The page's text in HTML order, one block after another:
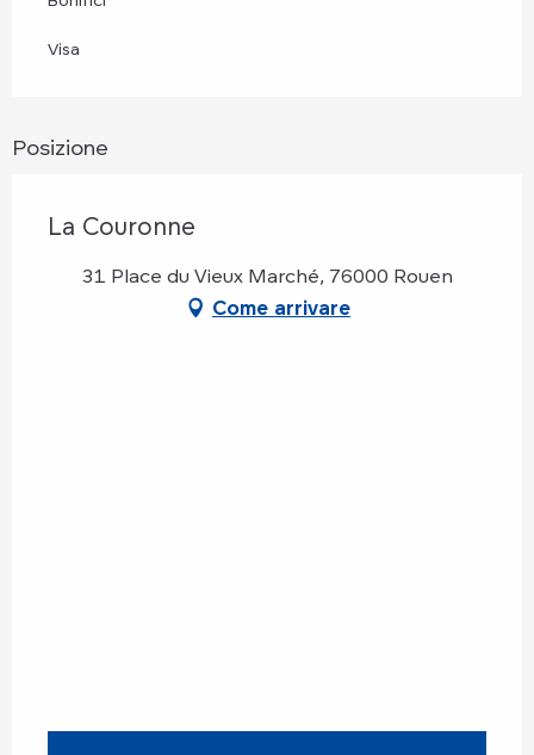
Visa
Posizione
La Couronne
31 Place du Vieux Marché, 76000 Rouen
Come arrivare